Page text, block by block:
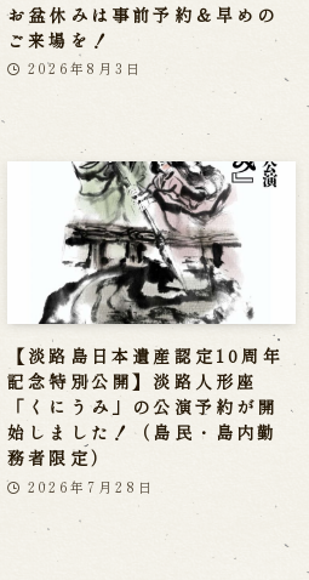
お盆休みは事前予約＆早めの
ご来場を！
2026年8月3日
【淡路島日本遺産認定10周年
記念特別公開】淡路人形座
「くにうみ」の公演予約が開
始しました！（島民・島内勤
務者限定）
2026年7月28日